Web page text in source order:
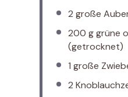
2 große
200 ggrüne
(getrocknet)
1 große
2